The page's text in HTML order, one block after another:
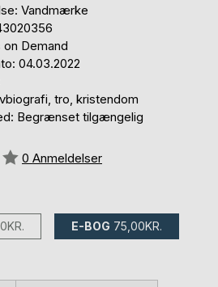
Vandmærke
on Demand
04.03.2022
tro, kristendom
Begrænset tilgængelig
0 Anmeldelser
E-BOG 75,00KR.